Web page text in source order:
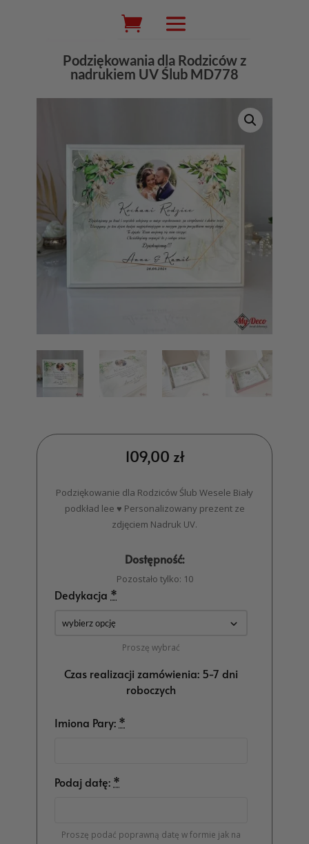
Wyszukiwarka
produktów
Podziękowania dla Rodziców z
nadrukiem UV Ślub MD778
109,00 zł
Podziękowanie dla Rodziców Ślub Wesele Biały
podkład lee ♥ Personalizowany prezent ze
zdjęciem Nadruk UV.
Dostępność:
Pozostało tylko: 10
Dedykacja *
Proszę wybrać
Czas realizacji zamówienia: 5-7 dni
roboczych
Imiona Pary: *
Podaj datę: *
Proszę podać poprawną datę w formie jak na